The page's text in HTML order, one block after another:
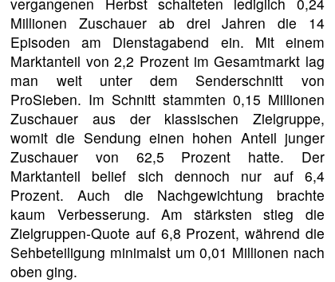
Millionen Zuschauer ab drei Jahren die 14
Episoden am Dienstagabend ein. Mit einem
Marktanteil von 2,2 Prozent im Gesamtmarkt lag
man weit unter dem Senderschnitt von
ProSieben. Im Schnitt stammten 0,15 Millionen
Zuschauer aus der klassischen Zielgruppe,
womit die Sendung einen hohen Anteil junger
Zuschauer von 62,5 Prozent hatte. Der
Marktanteil belief sich dennoch nur auf 6,4
Prozent. Auch die Nachgewichtung brachte
kaum Verbesserung. Am stärksten stieg die
Zielgruppen-Quote auf 6,8 Prozent, während die
Sehbeteiligung minimalst um 0,01 Millionen nach
oben ging.